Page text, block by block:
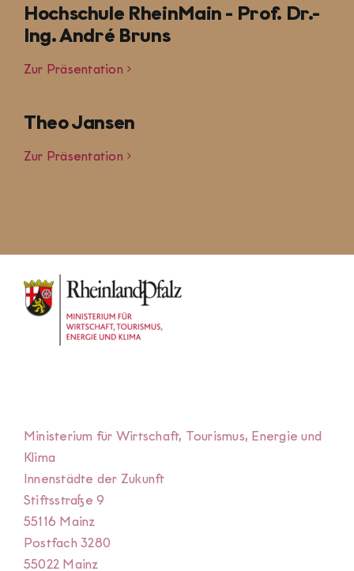
Hochschule RheinMain - Prof. Dr.-
Ing. André Bruns
Zur Präsentation
Theo Jansen
Zur Präsentation
Ministerium für Wirtschaft, Tourismus, Energie und
Klima
Innenstädte der Zukunft
Stiftsstraße 9
55116 Mainz
Postfach 3280
55022 Mainz